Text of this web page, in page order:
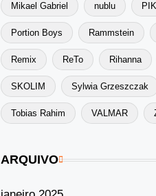
Mikael Gabriel nublu
Portion Boys Rammstein
Remix ReTo Rihanna
SKOLIM Sylwia Grzeszczak
Tobias Rahim VALMAR
ARQUIVO